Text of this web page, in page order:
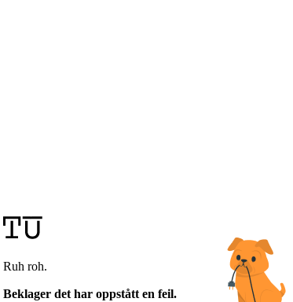
Ruh roh.
Beklager det har oppstått en feil.